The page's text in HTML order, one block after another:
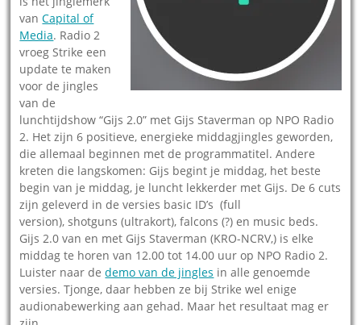
vanCapital of
Media. Radio 2
vroeg Strike een
update te maken
voor de jingles
van de
lunchtijdshow “Gijs 2.0” met Gijs Staverman op NPO Radio
2. Het zijn 6 positieve, energieke middagjingles geworden,
die allemaal beginnen met de programmatitel. Andere
kreten die langskomen: Gijs begint je middag, het beste
begin van je middag, je luncht lekkerder met Gijs. De 6 cuts
zijn geleverd in de versies basic ID’s (full
version), shotguns (ultrakort), falcons (?) en music beds.
Gijs 2.0 van en met Gijs Staverman (KRO-NCRV,) is elke
middag te horen van 12.00 tot 14.00 uur op NPO Radio 2.
Luister naar dedemo van de jingles in alle genoemde
versies. Tjonge, daar hebben ze bij Strike wel enige
audionabewerking aan gehad. Maar het resultaat mag er